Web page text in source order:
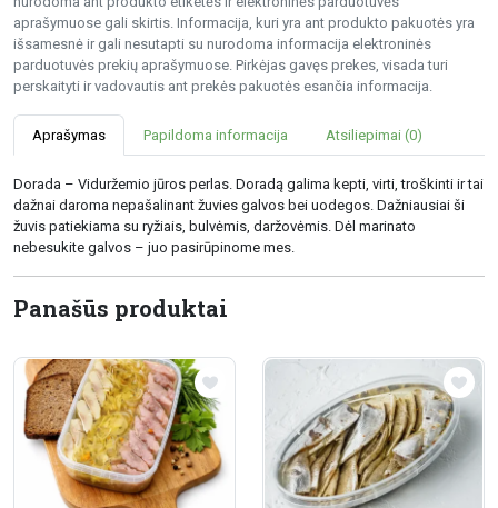
aprašymuose gali skirtis. Informacija, kuri yra ant produkto pakuotės yra
išsamesnė ir gali nesutapti su nurodoma informacija elektroninės
parduotuvės prekių aprašymuose. Pirkėjas gavęs prekes, visada turi
perskaityti ir vadovautis ant prekės pakuotės esančia informacija.
Aprašymas Papildoma informacija Atsiliepimai (0)
Dorada – Viduržemio jūros perlas. Doradą galima kepti, virti, troškinti ir tai
dažnai daroma nepašalinant žuvies galvos bei uodegos. Dažniausiai ši
žuvis patiekiama su ryžiais, bulvėmis, daržovėmis. Dėl marinato
nebesukite galvos – juo pasirūpinome mes.
Panašūs produktai